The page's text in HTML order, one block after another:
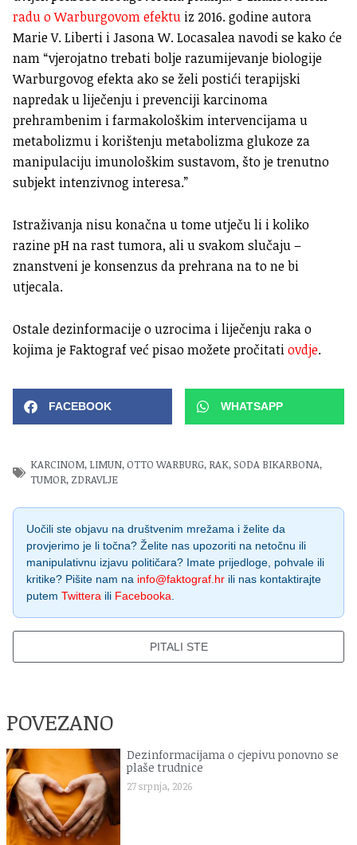
radu o Warburgovom efektu iz 2016. godine autora
Marie V. Liberti i Jasona W. Locasalea navodi se kako će
nam “vjerojatno trebati bolje razumijevanje biologije
Warburgovog efekta ako se želi postići terapijski
napredak u liječenju i prevenciji karcinoma
prehrambenim i farmakološkim intervencijama u
metabolizmu i korištenju metabolizma glukoze za
manipulaciju imunološkim sustavom, što je trenutno
subjekt intenzivnog interesa.”
Istraživanja nisu konačna u tome utječu li i koliko
razine pH na rast tumora, ali u svakom slučaju –
znanstveni je konsenzus da prehrana na to ne bi
utjecala.
Ostale dezinformacije o uzrocima i liječenju raka o
kojima je Faktograf već pisao možete pročitatiovdje.
FACEBOOK WHATSAPP
KARCINOM, LIMUN,OTTO WARBURG, RAK, SODA BIKARBONA,
TUMOR, ZDRAVLJE
Uočili ste objavu na društvenim mrežama i želite da
provjerimo je li točna? Želite nas upozoriti na netočnu ili
manipulativnu izjavu političara? Imate prijedloge, pohvale ili
kritike? Pišite nam na info@faktograf.hr ili nas kontaktirajte
putem Twittera ili Facebooka
PITALI STE
POVEZANO
Dezinformacijama o cjepivu ponovno se
plaše trudnice
27 srpnja, 2026